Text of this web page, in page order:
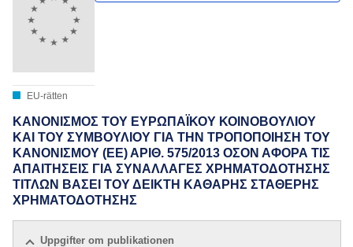
EU-rätten
ΚΑΝΟΝΙΣΜΟΣ ΤΟΥ ΕΥΡΩΠΑΪΚΟΥ ΚΟΙΝΟΒΟΥΛΙΟΥ
ΚΑΙ ΤΟΥ ΣΥΜΒΟΥΛΙΟΥ ΓΙΑ ΤΗΝ ΤΡΟΠΟΠΟΙΗΣΗ ΤΟΥ
ΚΑΝΟΝΙΣΜΟΥ (ΕΕ) ΑΡΙΘ. 575/2013 ΟΣΟΝ ΑΦΟΡΑ ΤΙΣ
ΑΠΑΙΤΗΣΕΙΣ ΓΙΑ ΣΥΝΑΛΛΑΓΕΣ ΧΡΗΜΑΤΟΔΟΤΗΣΗΣ
ΤΙΤΛΩΝ ΒΑΣΕΙ ΤΟΥ ΔΕΙΚΤΗ ΚΑΘΑΡΗΣ ΣΤΑΘΕΡΗΣ
ΧΡΗΜΑΤΟΔΟΤΗΣΗΣ
Uppgifter om publikationen